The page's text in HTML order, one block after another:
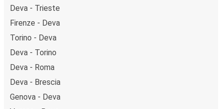
Deva - Trieste
Firenze - Deva
Torino - Deva
Deva - Torino
Deva - Roma
Deva - Brescia
Genova - Deva